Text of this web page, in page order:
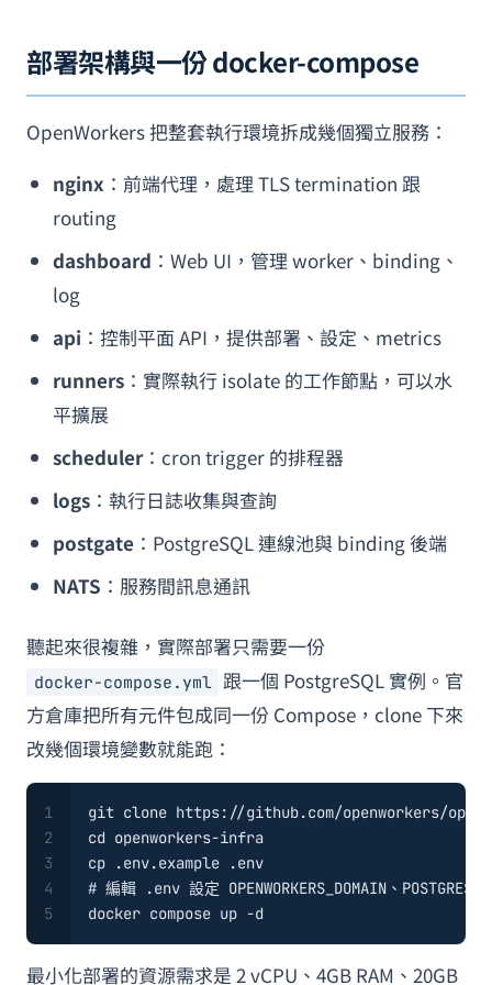
部署架構與一份 docker-compose
OpenWorkers 把整套執行環境拆成幾個獨立服務：
nginx ：前端代理，處理 TLS termination 跟
routing
dashboard ：Web UI，管理 worker、binding、
log
api ：控制平面 API，提供部署、設定、metrics
runners ：實際執行 isolate 的工作節點，可以水
平擴展
scheduler：cron trigger 的排程器
logs ：執行日誌收集與查詢
postgate ：PostgreSQL 連線池與 binding 後端
NATS ：服務間訊息通訊
聽起來很複雜，實際部署只需要一份
docker-compose.yml 跟一個 PostgreSQL 實例。官
方倉庫把所有元件包成同一份 Compose，clone 下來
改幾個環境變數就能跑：
1
2
3
4
5
git clone https://github.com/openworkers/
cd openworkers-infra
cp .env.example .env
# 編輯 .env 設定 OPENWORKERS_DOMAIN、
docker compose up -d
最小化部署的資源需求是 2 vCPU、4GB RAM、20GB